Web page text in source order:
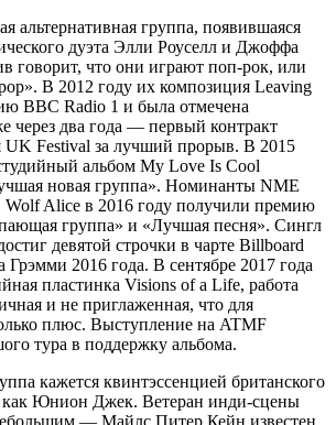
альтернативная группа, появившаяся
дуэта Элли Роуселл и Джоффа
говорит, что они играют поп-рок, или
В 2012 году их композиция Leaving
BBC Radio 1 и была отмечена
через два года — первый контракт
UK Festival за лучший прорыв. В 2015
альбом My Love Is Cool
новая группа». Номинанты NME
Wolf Alice в 2016 году получили премию
группа» и «Лучшая песня». Сингл
девятой строчки в чарте Billboard
2016 года. В сентябре 2017 года
пластинка Visions of a Life, работа
и не приглаженная, что для
плюс. Выступление на ATMF
тура в поддержку альбома.
кажется квинтэссенцией британского
как Юнион Джек. Ветеран инди-сцены
— Майлс Питер Кейн известен